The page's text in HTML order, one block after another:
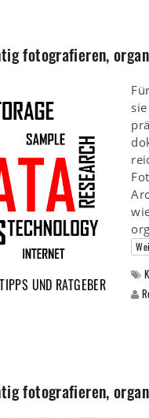
fotografieren,
UND RATGEBER
fotografieren,